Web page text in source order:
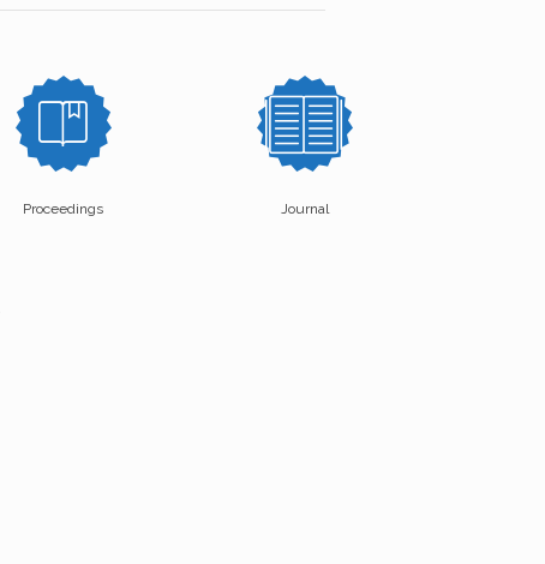
Proceedings Journal